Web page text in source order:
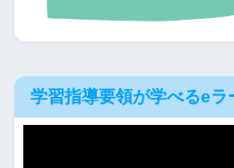
学習指導要領が学べるeラ